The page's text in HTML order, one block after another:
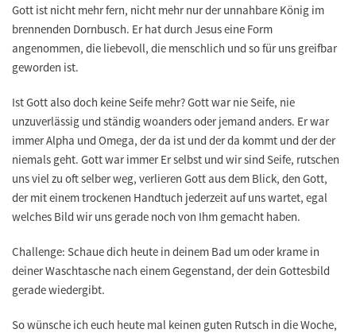
Gott ist nicht mehr fern, nicht mehr nur der unnahbare König im
brennenden Dornbusch. Er hat durch Jesus eine Form
angenommen, die liebevoll, die menschlich und so für uns greifbar
geworden ist.
Ist Gott also doch keine Seife mehr? Gott war nie Seife, nie
unzuverlässig und ständig woanders oder jemand anders. Er war
immer Alpha und Omega, der da ist und der da kommt und der der
niemals geht. Gott war immer Er selbst und wir sind Seife, rutschen
uns viel zu oft selber weg, verlieren Gott aus dem Blick, den Gott,
der mit einem trockenen Handtuch jederzeit auf uns wartet, egal
welches Bild wir uns gerade noch von Ihm gemacht haben.
Challenge: Schaue dich heute in deinem Bad um oder krame in
deiner Waschtasche nach einem Gegenstand, der dein Gottesbild
gerade wiedergibt.
So wünsche ich euch heute mal keinen guten Rutsch in die Woche,